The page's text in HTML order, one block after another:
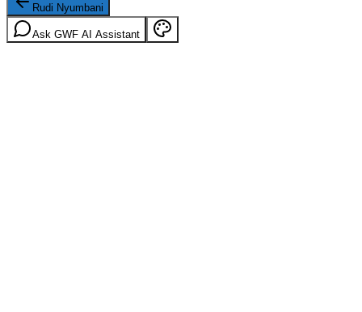
Rudi Nyumbani
Ask GWF AI Assistant